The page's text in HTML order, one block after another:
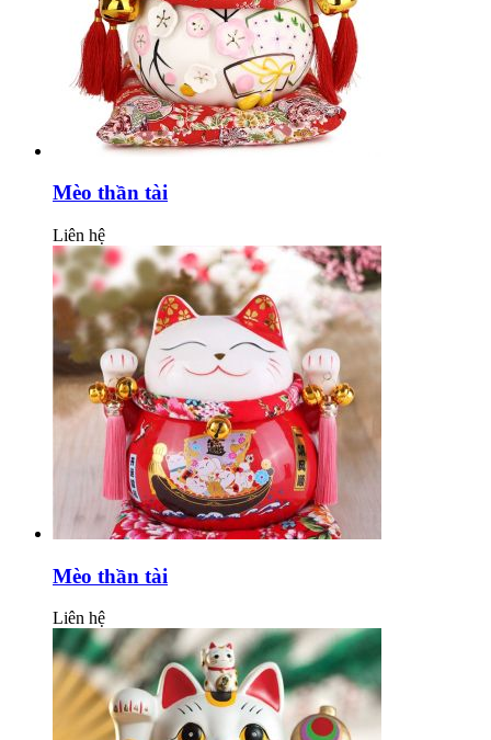
Mèo thần tài
Liên hệ
Mèo thần tài
Liên hệ